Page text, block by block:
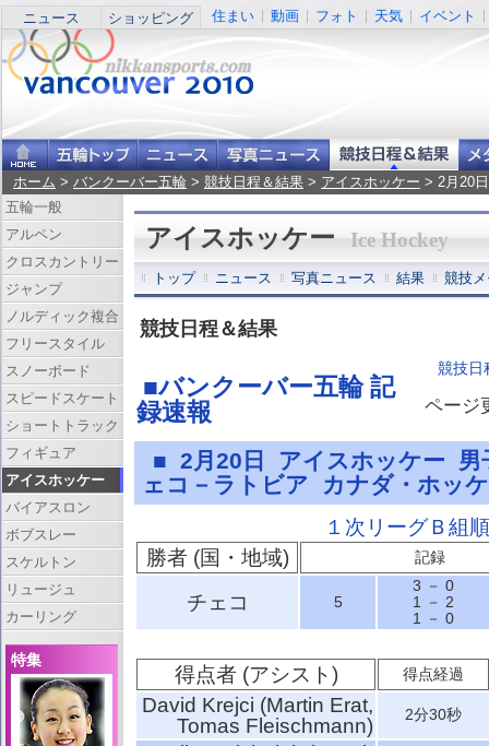
ニュース ショッピング 住まい 動画 フォト 天気 イベント
ホーム > バンクーバー五輪 > 競技日程＆結果 > アイスホッケー > 2月20
アイスホッケー Ice Hockey
トップ ニュース 写真ニュース 結果 競技
競技日程＆結果
■バンクーバー五輪 記
録速報
競技日
ページ
■ 2月20日 アイスホッケー 男
ェコ－ラトビア カナダ・ホッ
１次リーグＢ組
勝者 (国・地域)
記録
チェコ 5
3 － 0
1 － 2
1 － 0
得点者 (アシスト) 得点経過
David Krejci (Martin Erat,
Tomas Fleischmann)
2分30秒
五輪一般
アルペン
クロスカントリー
ジャンプ
ノルディック複合
フリースタイル
スノーボード
スピードスケート
ショートトラック
フィギュア
アイスホッケー
バイアスロン
ボブスレー
スケルトン
リュージュ
カーリング
特集